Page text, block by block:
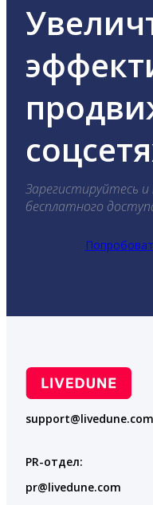
Зарегистируйтесь
бесплатного
support@livedune.com
PR-отдел:
pr@livedune.com